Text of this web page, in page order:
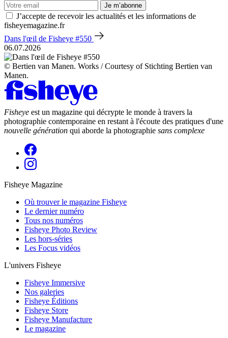
Je m’abonne
J’accepte de recevoir les actualités et les informations de
fisheyemagazine.fr
Dans l'œil de Fisheye #550
06.07.2026
© Bertien van Manen. Works / Courtesy of Stichting Bertien van
Manen.
Fisheye est un magazine qui décrypte le monde à travers la
photographie contemporaine en restant à l'écoute des pratiques d'une
nouvelle génération qui aborde la photographie sans complexe
Fisheye Magazine
Où trouver le magazine Fisheye
Le dernier numéro
Tous nos numéros
Fisheye Photo Review
Les hors-séries
Les Focus vidéos
L'univers Fisheye
Fisheye Immersive
Nos galeries
Fisheye Éditions
Fisheye Store
Fisheye Manufacture
Le magazine